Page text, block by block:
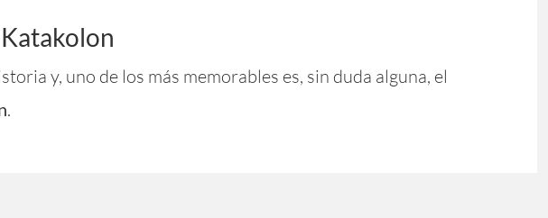
y, uno de los más memorables es, sin duda alguna, el
.